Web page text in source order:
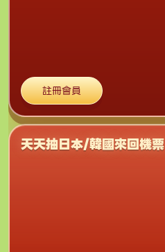
註冊會員
天天抽日本/韓國來回機票